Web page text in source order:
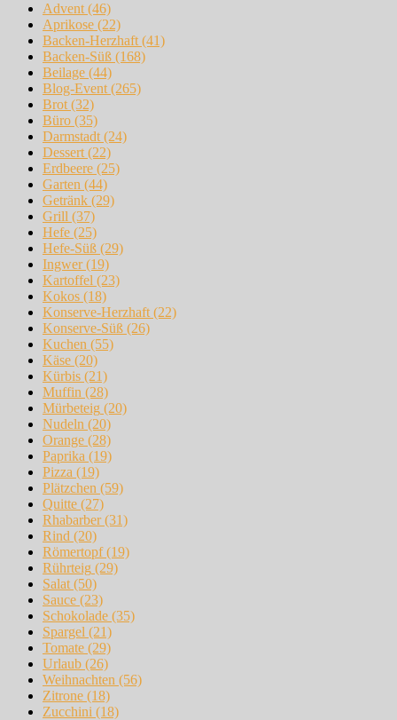
Advent (46)
Aprikose (22)
Backen-Herzhaft (41)
Backen-Süß (168)
Beilage (44)
Blog-Event (265)
Brot (32)
Büro (35)
Darmstadt (24)
Dessert (22)
Erdbeere (25)
Garten (44)
Getränk (29)
Grill (37)
Hefe (25)
Hefe-Süß (29)
Ingwer(19)
Kartoffel (23)
Kokos (18)
Konserve-Herzhaft (22)
Konserve-Süß (26)
Kuchen (55)
Käse (20)
Kürbis (21)
Muffin (28)
Mürbeteig (20)
Nudeln (20)
Orange (28)
Paprika (19)
Pizza (19)
Plätzchen (59)
Quitte (27)
Rhabarber(31)
Rind (20)
Römertopf(19)
Rührteig (29)
Salat (50)
Sauce (23)
Schokolade (35)
Spargel (21)
Tomate (29)
Urlaub (26)
Weihnachten (56)
Zitrone (18)
Zucchini (18)